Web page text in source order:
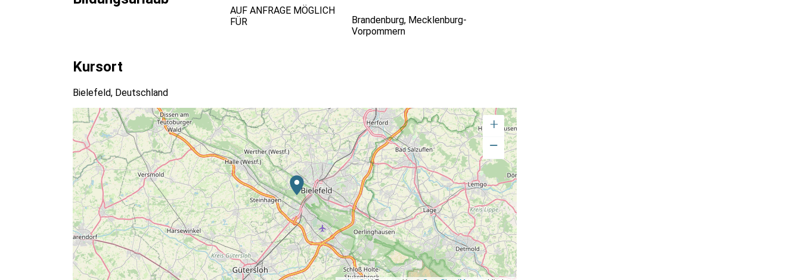
AUF ANFRAGE MÖGLICH
FÜR
Brandenburg, Mecklenburg-
Vorpommern
Kursort
Bielefeld, Deutschland
+
−